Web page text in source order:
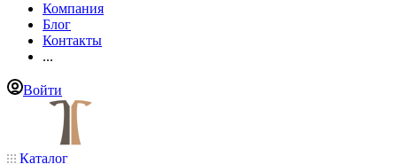
Компания
Блог
Контакты
...
Войти
Каталог